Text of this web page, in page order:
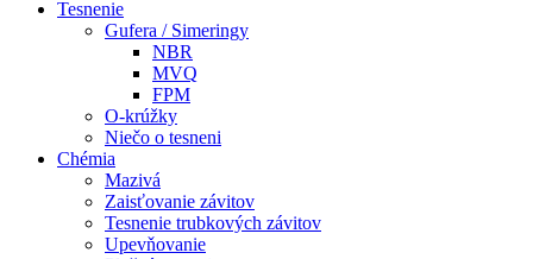
Tesnenie
Gufera / Simeringy
NBR
MVQ
FPM
O-krúžky
Niečo o tesneni
Chémia
Mazivá
Zaisťovanie závitov
Tesnenie trubkových závitov
Upevňovanie